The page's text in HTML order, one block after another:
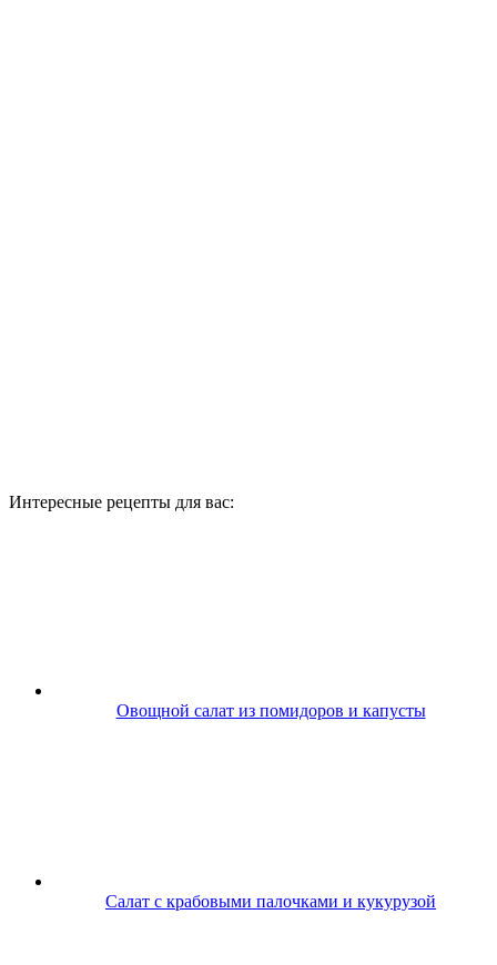
Интересные рецепты для вас:
Овощной салат из помидоров и капусты
Салат с крабовыми палочками и кукурузой